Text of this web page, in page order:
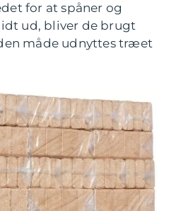
for at spåner og
ud, bliver de brugt
måde udnyttes træet